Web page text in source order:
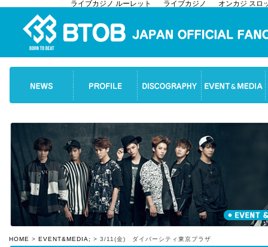
ライブカジノ ルーレット ライブカジノ オンカジ スロ
HOME >EVENT&MEDIA; > 3/11(金) ダイバーシティ東京プラザ